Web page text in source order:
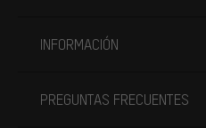
INFORMACIÓN
PREGUNTAS FRECUENTES